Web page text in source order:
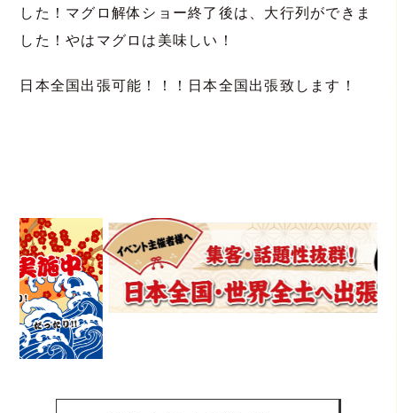
した！マグロ解体ショー終了後は、大行列ができま
した！やはマグロは美味しい！
日本全国出張可能！！！日本全国出張致します！